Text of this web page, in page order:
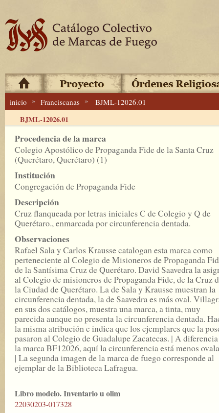
inicio » Franciscanas » BJML-12026.01
BJML-12026.01
Procedencia de la marca
Colegio Apostólico de Propaganda Fide de la Santa Cruz
(Querétaro, Querétaro) (1)
Institución
Congregación de Propaganda Fide
Descripción
Cruz flanqueada por letras iniciales C de Colegio y Q de
Querétaro., enmarcada por circunferencia dentada.
Observaciones
Rafael Sala y Carlos Krausse catalogan esta marca como
perteneciente al Colegio de Misioneros de Propaganda
de la Santísima Cruz de Querétaro. David Saavedra la
al Colegio de misioneros de Propaganda Fide, de la Cruz
la Ciudad de Querétaro. La de Sala y Krausse muestran la
circunferencia dentada, la de Saavedra es más oval.
en sus dos catálogos, muestra una marca, a tinta, muy
parecida aunque no presenta la circunferencia dentada.
la misma atribución e indica que los ejemplares que la
pasaron al Colegio de Guadalupe Zacatecas. | A
la marca BF12026, aquí la circunferencia está menos
| La segunda imagen de la marca de fuego corresponde al
ejemplar de la Biblioteca Lafragua.
Libro modelo. Inventario u olim
22030203-017328